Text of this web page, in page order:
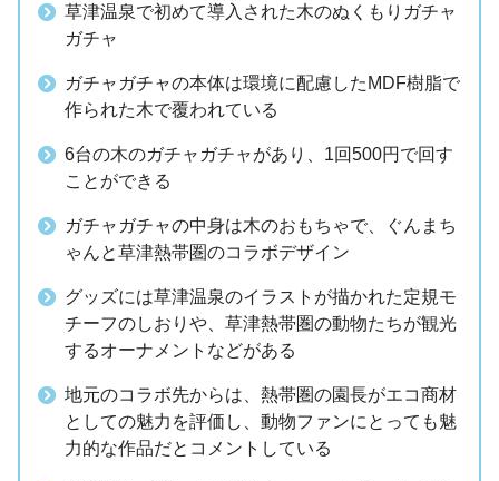
草津温泉で初めて導入された木のぬくもりガチャ
ガチャ
ガチャガチャの本体は環境に配慮したMDF樹脂で
作られた木で覆われている
6台の木のガチャガチャがあり、1回500円で回す
ことができる
ガチャガチャの中身は木のおもちゃで、ぐんまち
ゃんと草津熱帯圏のコラボデザイン
グッズには草津温泉のイラストが描かれた定規モ
チーフのしおりや、草津熱帯圏の動物たちが観光
するオーナメントなどがある
地元のコラボ先からは、熱帯圏の園長がエコ商材
としての魅力を評価し、動物ファンにとっても魅
力的な作品だとコメントしている